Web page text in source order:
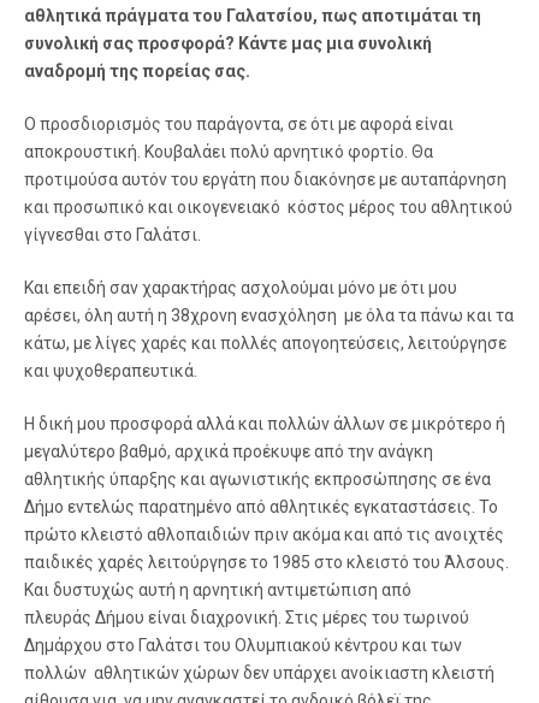
αθλητικά πράγματα του Γαλατσίου, πως αποτιμάται τη
συνολική σας προσφορά? Κάντε μας μια συνολική
αναδρομή της πορείας σας.
Ο προσδιορισμός του παράγοντα, σε ότι με αφορά είναι
αποκρουστική. Κουβαλάει πολύ αρνητικό φορτίο. Θα
προτιμούσα αυτόν του εργάτη που διακόνησε με αυταπάρνηση
και προσωπικό και οικογενειακό κόστος μέρος του αθλητικού
γίγνεσθαι στο Γαλάτσι.
Και επειδή σαν χαρακτήρας ασχολούμαι μόνο με ότι μου
αρέσει, όλη αυτή η 38χρονη ενασχόληση με όλα τα πάνω και τα
κάτω, με λίγες χαρές και πολλές απογοητεύσεις, λειτούργησε
και ψυχοθεραπευτικά.
Η δική μου προσφορά αλλά και πολλών άλλων σε μικρότερο ή
μεγαλύτερο βαθμό, αρχικά προέκυψε από την ανάγκη
αθλητικής ύπαρξης και αγωνιστικής εκπροσώπησης σε ένα
Δήμο εντελώς παρατημένο από αθλητικές εγκαταστάσεις. Το
πρώτο κλειστό αθλοπαιδιών πριν ακόμα και από τις ανοιχτές
παιδικές χαρές λειτούργησε το 1985 στο κλειστό του Άλσους.
Και δυστυχώς αυτή η αρνητική αντιμετώπιση από
πλευράς Δήμου είναι διαχρονική. Στις μέρες του τωρινού
Δημάρχου στο Γαλάτσι του Ολυμπιακού κέντρου και των
πολλών αθλητικών χώρων δεν υπάρχει ανοίκιαστη κλειστή